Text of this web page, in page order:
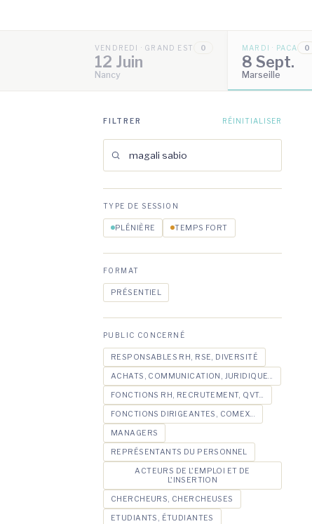
VENDREDI · GRAND EST 0
12 Juin
Nancy
MARDI · PACA 0
8 Sept.
Marseille
FILTRER RÉINITIALISER
TYPE DE SESSION
PLÉNIÈRE TEMPS FORT
FORMAT
PRÉSENTIEL
PUBLIC CONCERNÉ
RESPONSABLES RH, RSE, DIVERSITÉ
ACHATS, COMMUNICATION, JURIDIQUE...
FONCTIONS RH, RECRUTEMENT, QVT...
FONCTIONS DIRIGEANTES, COMEX...
MANAGERS
REPRÉSENTANTS DU PERSONNEL
ACTEURS DE L'EMPLOI ET DE
L'INSERTION
CHERCHEURS, CHERCHEUSES
ETUDIANTS, ÉTUDIANTES